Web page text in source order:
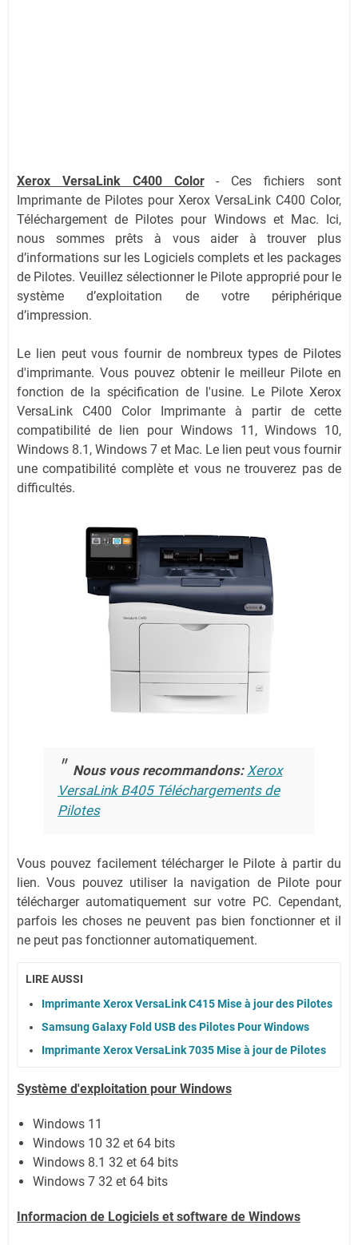
Xerox VersaLink C400 Color - Ces fichiers sont
Imprimante de Pilotes pour Xerox VersaLink C400 Color,
Téléchargement de Pilotes pour Windows et Mac. Ici,
nous sommes prêts à vous aider à trouver plus
d’informations sur les Logiciels complets et les packages
de Pilotes. Veuillez sélectionner le Pilote approprié pour le
système d’exploitation de votre périphérique
d’impression.
Le lien peut vous fournir de nombreux types de Pilotes
d'imprimante. Vous pouvez obtenir le meilleur Pilote en
fonction de la spécification de l'usine. Le Pilote Xerox
VersaLink C400 Color Imprimante à partir de cette
compatibilité de lien pour Windows 11, Windows 10,
Windows 8.1, Windows 7 et Mac. Le lien peut vous fournir
une compatibilité complète et vous ne trouverez pas de
difficultés.
Nous vous recommandons: Xerox
VersaLink B405 Téléchargements de
Pilotes
Vous pouvez facilement télécharger le Pilote à partir du
lien.Vous pouvez utiliser la navigation de Pilote pour
télécharger automatiquement sur votre PC. Cependant,
parfois les choses ne peuvent pas bien fonctionner et il
ne peut pas fonctionner automatiquement.
LIRE AUSSI
Imprimante Xerox VersaLink C415 Mise à jour des Pilotes
Samsung Galaxy Fold USB des Pilotes Pour Windows
Imprimante Xerox VersaLink 7035 Mise à jour de Pilotes
Système d'exploitation pour Windows
Windows 11
Windows 10 32 et 64 bits
Windows 8.1 32 et 64 bits
Windows 7 32 et 64 bits
Informacion de Logiciels et software de Windows